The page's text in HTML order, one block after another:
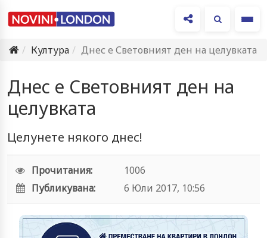
Култура
Днес е Световният ден на целувката
Днес е Световният ден на
целувката
Целунете някого днес!
Прочитания:
1006
Публикувана:
6 Юли 2017, 10:56